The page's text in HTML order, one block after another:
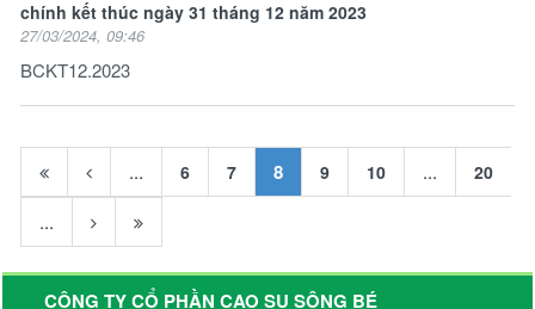
chính kết thúc ngày 31 tháng 12 năm 2023
27/03/2024, 09:46
BCKT12.2023
... 6 7 8 9 10 ... 20
...
CÔNG TY CỔ PHẦN CAO SU SÔNG BÉ